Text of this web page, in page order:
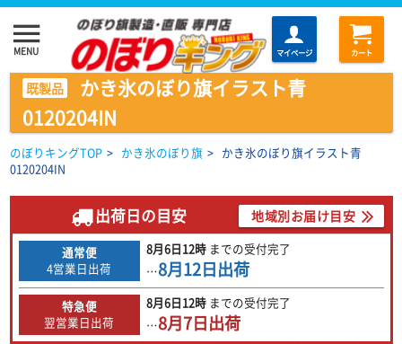
menu
MENU マイページ カート
既製品
かき氷のぼり旗イラスト青
0120204IN
のぼりキングTOP > かき氷のぼり旗 > かき氷のぼり旗イラスト青
0120204IN
出荷日の目安 地域別お届け目安
通常便
4営業日出荷
8月6日12時 までの受付完了
…8月12日出荷
特急便
翌営業日出荷
8月6日12時 までの受付完了
…8月7日出荷